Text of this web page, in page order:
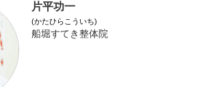
片平功一
(かたひらこういち)
船堀すてき整体院